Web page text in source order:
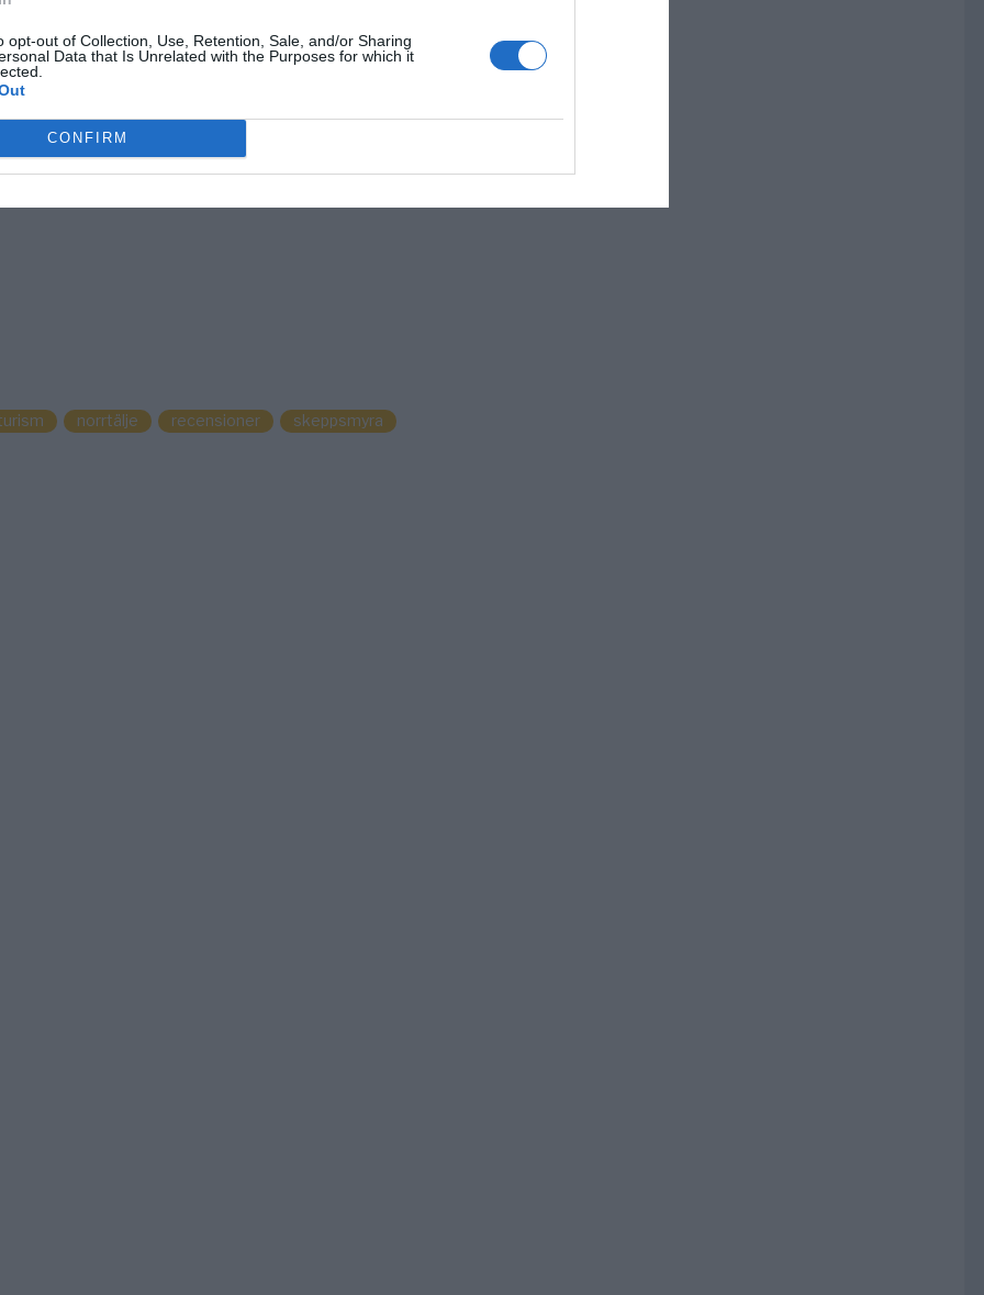
opt-out of Collection, Use, Retention, Sale, and/or Sharing
Data that Is Unrelated with the Purposes for which it
CONFIRM
3,3 −0,1 170 702/714
norrtälje recensioner skeppsmyra